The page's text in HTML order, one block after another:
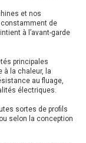
et nos
de
à l’avant-garde
principales
à la chaleur, la
au fluage,
électriques.
sortes de profils
selon la conception